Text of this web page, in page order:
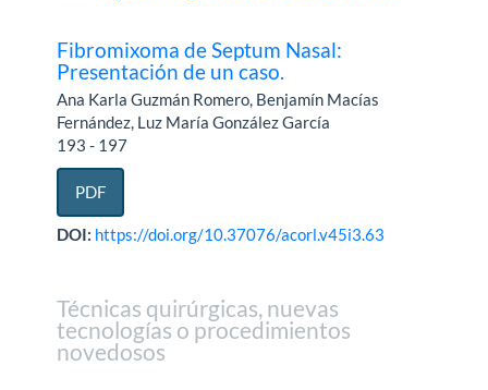
Fibromixoma de Septum Nasal:
Presentación de un caso.
Ana Karla Guzmán Romero, Benjamín Macías
Fernández, Luz María González García
193 - 197
PDF
DOI: https://doi.org/10.37076/acorl.v45i3.63
Técnicas quirúrgicas, nuevas
tecnologías o procedimientos
novedosos